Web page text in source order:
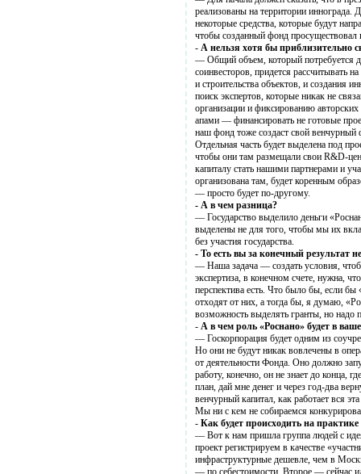
реализованы на территории
некоторые средства, которые будут
чтобы созданный фонд
- А нельзя хотя бы приблизительно
— Общий объем, который потребуется
соинвесторов, придется рассчитывать
и строительства объектов, и создания
поиск экспертов, которые никак не
организации и фиксированию авторских
апами — финансировать не готовые
наш фонд тоже создаст свой венчурный
Отдельная часть будет выделена под
чтобы они там размещали свои R&D-
капиталу стать нашими партнерами и
организована там, будет коренным
— просто будет по-другому.
- А в чем разница?
— Государство выделило деньги
выделены не для того, чтобы мы их
без участия государства.
- То есть вы за конечный результат
— Наша задача — создать условия,
экспертиза, в конечном счете, нужна,
перспектива есть. Что было бы, если бы
отходят от них, а тогда бы, я думаю,
возможность выделять гранты, но надо
- А в чем роль «Роснано» будет в
— Госкорпорация будет одним из
Но они не будут никак вовлечены в
от деятельности Фонда. Оно должно
работу, конечно, он не знает до конца,
план, дай мне денег и через год-два
венчурный капитал, как работает вся
Мы ни с кем не собираемся
- Как будет происходить на
— Вот к нам пришла группа людей с
проект регистрируем в качестве
инфраструктурные дешевле, чем в
— по себестоимости. Второе — сейчас